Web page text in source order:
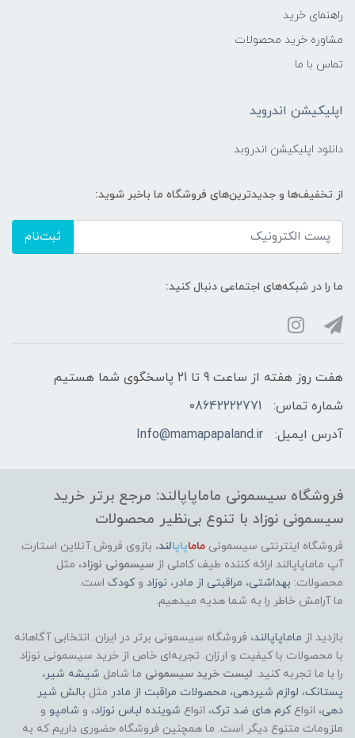
راهنمای خرید
مشاوره خرید محصولات
تماس با ما
اپلیکیشن اندروید
دانلود اپلیکیشن اندروبد
از تخفیف‌ها و جدیدترین‌های فروشگاه ما باخبر شوید:
ثبت‌نام
ما را در شبکه‌های اجتماعی دنبال کنید:
هفت روز هفته از ساعت 9 تا 21 پاسخگوی شما هستیم
شماره تماس:
08642222771
آدرس ایمیل:
Info@mamapapaland.ir
فروشگاه سیسمونی ماماپاپالند: مرجع برتر خرید
سیسمونی نوزاد با تنوع بی‌نظیر محصولات
فروشگاه اینترنتی سیسمونی ماماپاپالند، بازوی فروش آنلاین استارت
آپ ماماپاپالند ارائه کننده طیف کاملی از سیسمونی نوزاد، مثل
محصولات: بهداشتی، مراقبتی از مادر، نوزاد وکودک است.
ما آرامش خاطر را به شما هدیه میدهیم.
بازدید از ماماپاپالند، فروشگاه سیسمونی برتر در ایران. انتخابی آگاهانه
با محصولات با کیفیت و ارزان. تجربه‌ای خاص از خرید سیسمونی نوزاد
را با ما تجربه کنید. لیست خرید سیسمونی ما شامل شیشه شیر،
پستانک، لوازم شیردهی، محصولات مراقبت از مادر مثل بالش شیر
دهی، انواعکرم های ضد ترک، انواع شوینده لباس نوزاد، و شامپو و
ملزومات متنوع دیگر است. ما همچنین فروشگاه حضوری داریم که به